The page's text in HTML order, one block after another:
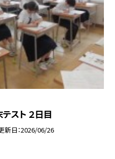
スト ２日目
新日 2026/06/26